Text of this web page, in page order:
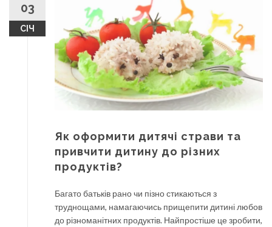
03
СІЧ
Як оформити дитячі страви та
привчити дитину до різних
продуктів?
Багато батьків рано чи пізно стикаються з
труднощами, намагаючись прищепити дитині любов
до різноманітних продуктів. Найпростіше це зробити,